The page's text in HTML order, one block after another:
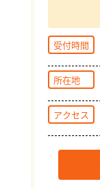
受付時間
所在地
アクセス